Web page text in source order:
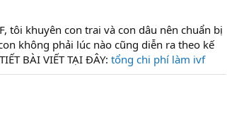
tôi khuyên con trai và con dâu nên chuẩn bị
không phải lúc nào cũng diễn ra theo kế
BÀI VIẾT TẠI ĐÂY: tổng chi phí làm ivf